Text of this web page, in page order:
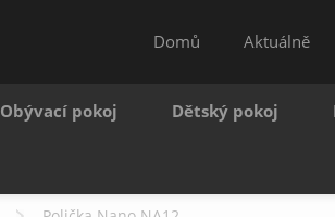
Domů Aktuálně
Obývací pokoj Dětský pokoj